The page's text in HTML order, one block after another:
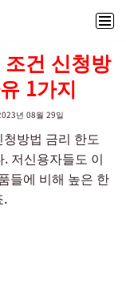
건 신청방
1가지
년 08월 29일
방법 금리 한도
저신용자들도 이
들에 비해 높은 한
.